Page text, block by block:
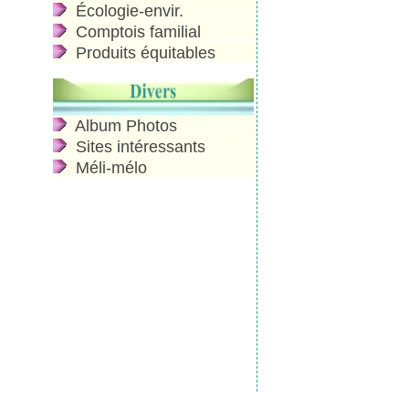
Écologie-envir.
Comptois familial
Produits équitables
Album Photos
Sites intéressants
Méli-mélo